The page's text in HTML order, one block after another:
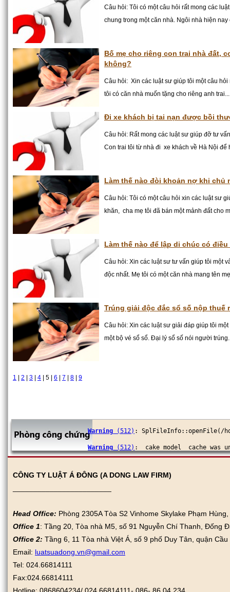
Câu hỏi: Tôi có một câu hỏi rất mong các
chung trong một căn nhà. Ngôi nhà hiện nay
Bố mẹ cho riêng con trai nhà đất,
không?
Câu hỏi: Xin các luật sư giúp tôi một câu
tôi có căn nhà muốn tặng cho riêng anh trai...
Đi xe khách bị tai nạn được bồi
Câu hỏi: Rất mong các luật sư giúp đỡ tư
Con trai tôi từ nhà đi xe khách về Hà Nội để
Làm thế nào đòi khoản nợ khi chủ
Câu hỏi: Tôi có một câu hỏi xin các luật sư
khăn, cha mẹ tôi đã bán một mảnh đất cho
Làm thế nào để lập di chúc có điều
Câu hỏi: Xin các luật sư tư vấn giúp tôi một
độc nhất. Mẹ tôi có một căn nhà mang tên
Trúng giải độc đắc sổ số nộp thuế
Câu hỏi: Xin các luật sư giải đáp giúp tôi
một bộ vé sổ sổ. Đại lý sổ số nói người
1 2 3 4 5 6 7 8 9
Warning (512) : SplFileInfo::openFile(/
Warning (512) : _cake_model_ cache
Warning : _cake_model_ cache
CÔNG TY LUẬT Á ĐÔNG (A DONG LAW FIRM)
Head Office: Phòng 2305A Tòa S2 Vinhome Skylake Phạm
Office 1: Tầng 20, Tòa nhà M5, số 91 Nguyễn Chí Thanh, Đống
Office 2: Tầng 6, 11 Tòa nhà Việt Á, số 9 phố Duy Tân, quận
Email: luatsuadong.vn@gmail.com
Tel: 024.66814111
Fax:024.66814111